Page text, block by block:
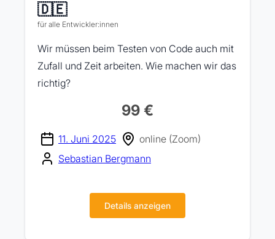
🇩🇪
für alle Entwickler:innen
Wir müssen beim Testen von Code auch mit
Zufall und Zeit arbeiten. Wie machen wir das
richtig?
99 €
11. Juni 2025
online (Zoom)
Sebastian Bergmann
Details anzeigen